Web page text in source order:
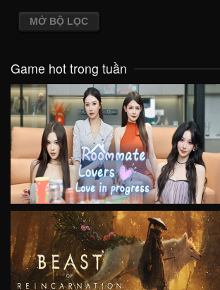
MỞ BỘ LỌC
Game hot trong tuần
VIEW
VIEW